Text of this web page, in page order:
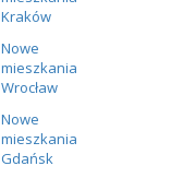
Kraków
Nowe
mieszkania
Wrocław
Nowe
mieszkania
Gdańsk